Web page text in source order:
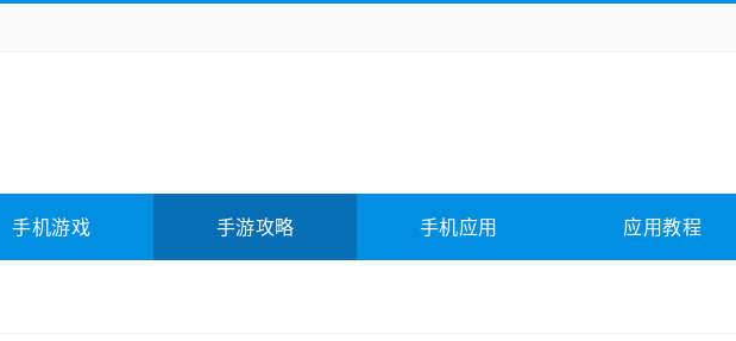
图形软件 安全相关 应用软件 影音软件 插件下载
未分类 综合其它
手机游戏 手游攻略 手机应用 应用教程